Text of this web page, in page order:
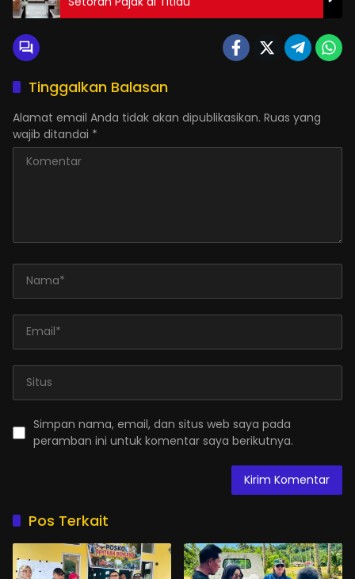
Tinggalkan Balasan
Alamat email Anda tidak akan dipublikasikan. Ruas yang
wajib ditandai *
Simpan nama, email, dan situs web saya pada
peramban ini untuk komentar saya berikutnya.
Pos Terkait